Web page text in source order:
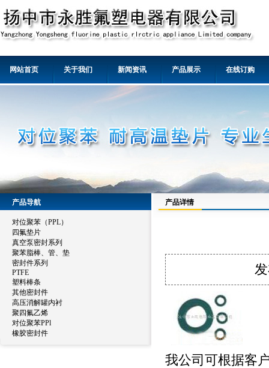
网站首页 关于我们 新闻资讯 产品展示 在线订购
产品导航
对位聚苯（PPL）
四氟垫片
真空泵密封系列
聚苯脂棒、管、垫
密封件系列
PTFE
塑料棒条
其他密封件
高压消解罐内衬
聚四氟乙烯
对位聚苯PPl
橡胶密封件
产品详情
我公司可根据客